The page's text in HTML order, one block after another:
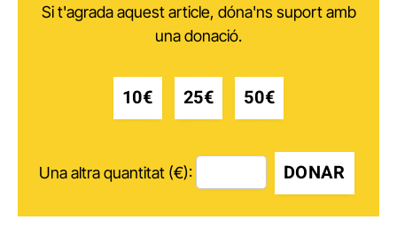
Si t'agrada aquest article, dóna'ns suport amb
una donació.
10€ 25€ 50€
Una altra quantitat (€): DONAR